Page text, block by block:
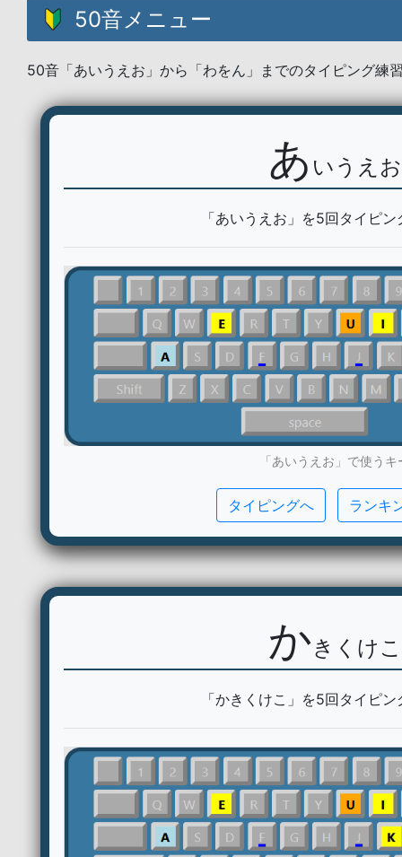
50音メニュー
50音「あいうえお」から「わをん」までのタイピング練
あ いうえお
「あいうえお」を5回タイピ
「あいうえお」で使うキ
タイピングへ ランキ
かきくけこ
「かきくけこ」を5回タイピ